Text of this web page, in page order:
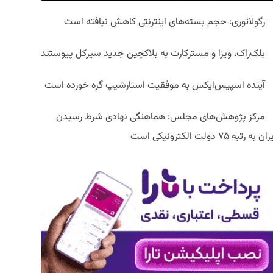
رگولاتوری: حجم بسته‌های اینترنتی کاهش نیافته است
بلک‌راک، ویزا و مسترکارت به بلاکچین جدید سیرکل پیوستند
آینده اسپیس‌ایکس به موفقیت استارشیپ گره خورده است
مرکز پژوهش‌های مجلس: هماهنگی نهادی شرط رسیدن
به رتبه ۷۵ دولت الکترونیکی است